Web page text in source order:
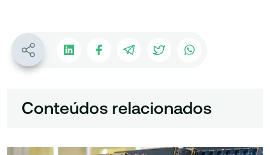
Conteúdos relacionados